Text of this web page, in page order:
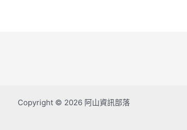
Copyright © 2026 阿山資訊部落